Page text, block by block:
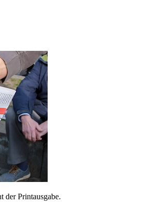
der Printausgabe.